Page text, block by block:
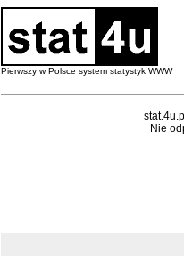
Pierwszy w Polsce system statystyk WWW
Nie